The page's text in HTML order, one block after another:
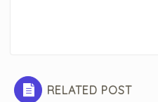
RELATED POST